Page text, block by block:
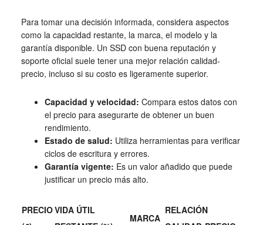
Para tomar una decisión informada, considera aspectos
como la capacidad restante, la marca, el modelo y la
garantía disponible. Un SSD con buena reputación y
soporte oficial suele tener una mejor relación calidad-
precio, incluso si su costo es ligeramente superior.
Capacidad y velocidad: Compara estos datos con
el precio para asegurarte de obtener un buen
rendimiento.
Estado de salud: Utiliza herramientas para verificar
ciclos de escritura y errores.
Garantía vigente: Es un valor añadido que puede
justificar un precio más alto.
PRECIOVIDA ÚTIL
MARCA
RELACIÓN